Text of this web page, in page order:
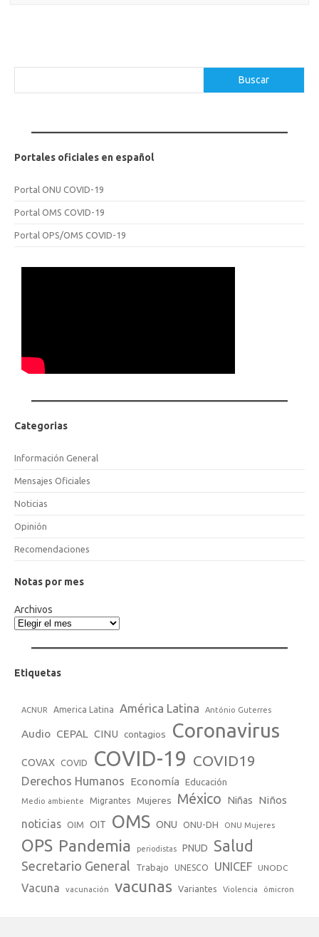
Buscar
Portales oficiales en español
Portal ONU COVID-19
Portal OMS COVID-19
Portal OPS/OMS COVID-19
Categorias
Información General
Mensajes Oficiales
Noticias
Opinión
Recomendaciones
Notas por mes
Archivos
Etiquetas
ACNUR America Latina América Latina António Guterres
Audio CEPAL CINU contagios Coronavirus
COVAX COVID COVID-19 COVID19
Derechos Humanos Economía Educación
Medio ambiente Migrantes Mujeres México Niñas Niños
noticias OIM OIT OMS ONU ONU-DH ONU Mujeres
OPS Pandemia periodistas PNUD Salud
Secretario General Trabajo UNESCO UNICEF UNODC
Vacuna vacunación vacunas Variantes Violencia ómicron